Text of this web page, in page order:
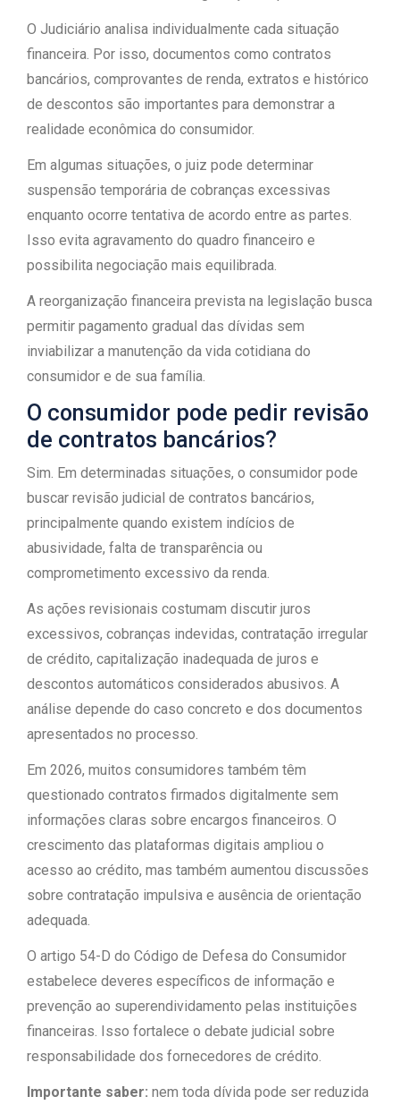
O Judiciário analisa individualmente cada situação
financeira. Por isso, documentos como contratos
bancários, comprovantes de renda, extratos e histórico
de descontos são importantes para demonstrar a
realidade econômica do consumidor.
Em algumas situações, o juiz pode determinar
suspensão temporária de cobranças excessivas
enquanto ocorre tentativa de acordo entre as partes.
Isso evita agravamento do quadro financeiro e
possibilita negociação mais equilibrada.
A reorganização financeira prevista na legislação busca
permitir pagamento gradual das dívidas sem
inviabilizar a manutenção da vida cotidiana do
consumidor e de sua família.
O consumidor pode pedir revisão
de contratos bancários?
Sim. Em determinadas situações, o consumidor pode
buscar revisão judicial de contratos bancários,
principalmente quando existem indícios de
abusividade, falta de transparência ou
comprometimento excessivo da renda.
As ações revisionais costumam discutir juros
excessivos, cobranças indevidas, contratação irregular
de crédito, capitalização inadequada de juros e
descontos automáticos considerados abusivos. A
análise depende do caso concreto e dos documentos
apresentados no processo.
Em 2026, muitos consumidores também têm
questionado contratos firmados digitalmente sem
informações claras sobre encargos financeiros. O
crescimento das plataformas digitais ampliou o
acesso ao crédito, mas também aumentou discussões
sobre contratação impulsiva e ausência de orientação
adequada.
O artigo 54-D do Código de Defesa do Consumidor
estabelece deveres específicos de informação e
prevenção ao superendividamento pelas instituições
financeiras. Isso fortalece o debate judicial sobre
responsabilidade dos fornecedores de crédito.
Importante saber: nem toda dívida pode ser reduzida